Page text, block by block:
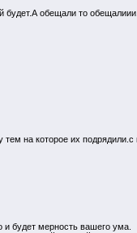
будет.А обещали то
на которое их подрядили.с
будет мерность вашего ума.